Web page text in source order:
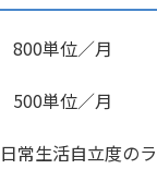
単位／月
単位／月
常生活自立度の